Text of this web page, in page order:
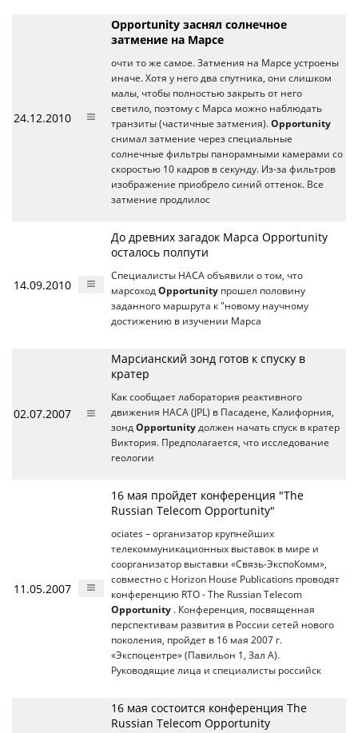
24.12.2010
Opportunity заснял солнечное
затмение на Марсе
очти то же самое. Затмения на Марсе устроены
иначе. Хотя у него два спутника, они слишком
малы, чтобы полностью закрыть от него
светило, поэтому с Марса можно наблюдать
транзиты (частичные затмения). Opportunity
снимал затмение через специальные
солнечные фильтры панорамными камерами со
скоростью 10 кадров в секунду. Из-за фильтров
изображение приобрело синий оттенок. Все
затмение продлилос
14.09.2010
До древних загадок Марса Opportunity
осталось полпути
Специалисты НАСА объявили о том, что
марсоход Opportunity прошел половину
заданного маршрута к "новому научному
достижению в изучении Марса
02.07.2007
Марсианский зонд готов к спуску в
кратер
Как сообщает лаборатория реактивного
движения НАСА (JPL) в Пасадене, Калифорния,
зонд Opportunity должен начать спуск в кратер
Виктория. Предполагается, что исследование
геологии
11.05.2007
16 мая пройдет конференция "The
Russian Telecom Opportunity"
ociates – организатор крупнейших
телекоммуникационных выставок в мире и
соорганизатор выставки «Связь-ЭкспоКомм»,
cовместно c Horizon House Publications проводят
конференцию RTO - The Russian Telecom
Opportunity . Конференция, посвященная
перспективам развития в России сетей нового
поколения, пройдет в 16 мая 2007 г.
«Экспоцентре» (Павильон 1, Зал А).
Руководящие лица и специалисты российск
16 мая состоится конференция The
Russian Telecom Opportunity